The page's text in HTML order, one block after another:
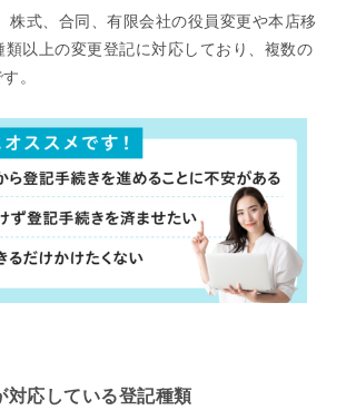
株式、合同、有限会社の役員変更や本店移
以上の変更登記に対応しており、複数の
。
対応している登記種類